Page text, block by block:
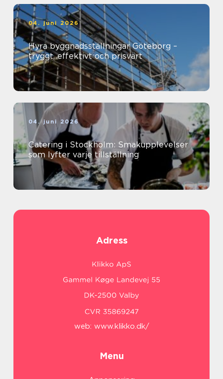
04. juni 2026
Hyra byggnadsställningar Göteborg –
tryggt, effektivt och prisvärt
04. juni 2026
Catering i Stockholm: Smakupplevelser
som lyfter varje tillställning
Adress
web: www.klikko.dk/
Menu